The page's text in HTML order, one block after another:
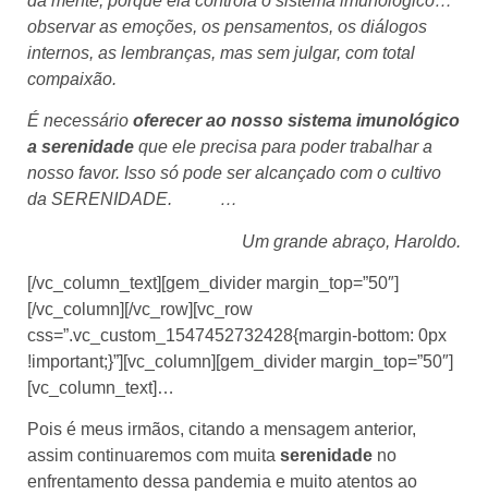
observar as emoções, os pensamentos, os diálogos
internos, as lembranças, mas sem julgar, com total
compaixão.
É necessário oferecer ao nosso sistema imunológico
a serenidade que ele precisa para poder trabalhar a
nosso favor. Isso só pode ser alcançado com o cultivo
da SERENIDADE. …
Um grande abraço, Haroldo.
[/vc_column_text][gem_divider margin_top=”50″]
[/vc_column][/vc_row][vc_row
css=”.vc_custom_1547452732428{margin-bottom: 0px
!important;}”][vc_column][gem_divider margin_top=”50″]
[vc_column_text]…
Pois é meus irmãos, citando a mensagem anterior,
assim continuaremos com muita serenidade no
enfrentamento dessa pandemia e muito atentos ao